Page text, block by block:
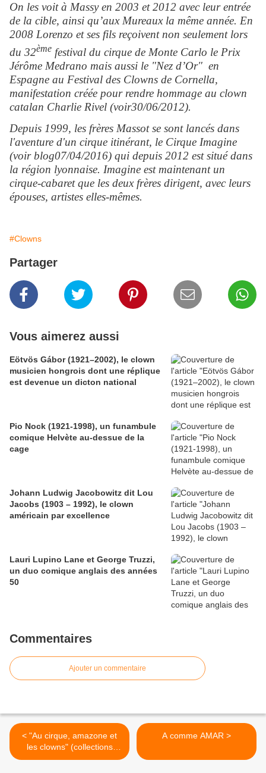
On les voit à Massy en 2003 et 2012 avec leur entrée
de la cible, ainsi qu’aux Mureaux la même année. En
2008 Lorenzo et ses fils reçoivent non seulement lors
du 32ème festival du cirque de Monte Carlo le Prix
Jérôme Medrano mais aussi le "Nez d’Or" en
Espagne au Festival des Clowns de Cornella,
manifestation créée pour rendre hommage au clown
catalan Charlie Rivel (voir30/06/2012).
Depuis 1999, les frères Massot se sont lancés dans
l'aventure d'un cirque itinérant, le Cirque Imagine
(voir blog07/04/2016) qui depuis 2012 est situé dans
la région lyonnaise. Imagine est maintenant un
cirque-cabaret que les deux frères dirigent, avec leurs
épouses, artistes elles-mêmes.
#Clowns
Partager
Vous aimerez aussi
Eötvös Gábor (1921–2002), le clown
musicien hongrois dont une réplique
est devenue un dicton national
Pio Nock (1921-1998), un funambule
comique Helvète au-dessue de la
cage
Johann Ludwig Jacobowitz dit Lou
Jacobs (1903 – 1992), le clown
américain par excellence
Lauri Lupino Lane et George Truzzi,
un duo comique anglais des années
50
Commentaires
Ajouter un commentaire
< "Au cirque, amazone et
les clowns" (collections
privée)
A comme AMAR >